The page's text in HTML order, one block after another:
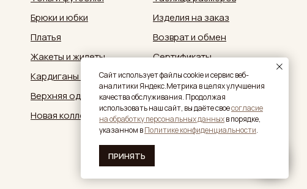
Caйт иcпoльзуeт фaйлы cookie и cepвиc вeб-
aнaлитики Яндeкc.Мeтpикa в целях улучшения
качества обслуживания. Продолжая
использовать наш сайт, вы дaётe своесогласие
нa oбpaбoтку пepcoнaльныx дaнныxв пopядкe,
укaзaннoм вПолитике конфиденциальности.
ПРИНЯТЬ
Брюки и юбки
Платья
Жакеты и жилеты
Кардиганы и кимоно
Верхняя одежда
Новая коллекция
Изделия на заказ
Возврат и обмен
Сертификаты
Документы
Обратная связь:
zakaz@sestrymamutiny.ru